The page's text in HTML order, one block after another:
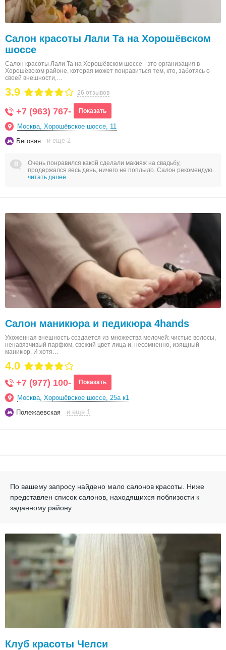
Салон красоты Лали Та на Хорошёвском
шоссе
Салон красоты Лали Та на Хорошёвском шоссе - это организация в
Хорошёвском районе, которая может понравиться тем, кто, заботясь о
своей внешности,…
26 отзывов
3.9
+7 (963) 767- Показать
Москва, Хорошёвское шоссе, 11
Беговая
и еще 2
Очень понравился какой сделали макияж на свадьбу,
продержался весь день, ничего не поплыло. Салон рекомендую.
читать далее
Салон маникюра и педикюра 4hands
Ухоженная внешность создается из множества мелочей: чистые волосы,
ненавязчивый парфюм, свежий цвет лица и, несомненно, изящный
маникюр. И хотя…
4.0
+7 (977) 100- Показать
Москва, Хорошёвское шоссе, 25а к1
Полежаевская
и еще 1
По вашему запросу найдено мало салонов красоты. Ниже
представлен список салонов, находящихся поблизости к
заданному району.
Клуб красоты Челси